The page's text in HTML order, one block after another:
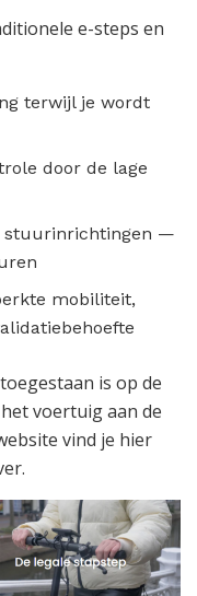
e-steps en
terwijl je wordt
door de lage
stuurinrichtingen —
mobiliteit,
is op de
voertuig aan de
vind je hier